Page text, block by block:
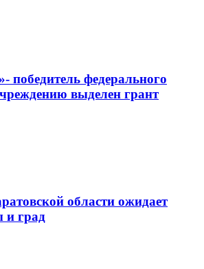
победитель федерального
выделен грант
области ожидает
и град